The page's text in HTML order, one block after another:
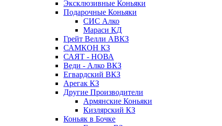
Эксклюзивные Коньяки
Подарочные Коньяки
СИС Алко
Мараси КД
Грейт Велли АВКЗ
САМКОН КЗ
САЯТ - НОВА
Веди - Алко ВКЗ
Егвардский ВКЗ
Арегак КЗ
Другие Производители
Армянские Коньяки
Кизлярский КЗ
Коньяк в Бочке